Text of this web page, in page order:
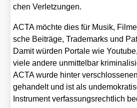
chen Ver­let­zun­gen.
ACTA möch­te dies für Musik,
sche Bei­trä­ge, Trade­marks und
Damit wür­den Por­ta­le wie
vie­le ande­re unmit­tel­bar
ACTA wur­de hin­ter
ge­han­delt und ist als
Instru­ment ver­fas­sungs­recht­lich